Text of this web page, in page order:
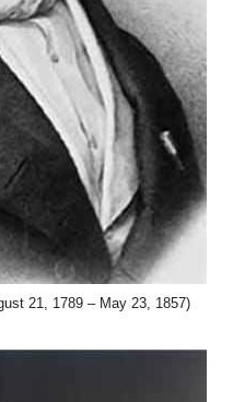
21, 1789 – May 23, 1857)